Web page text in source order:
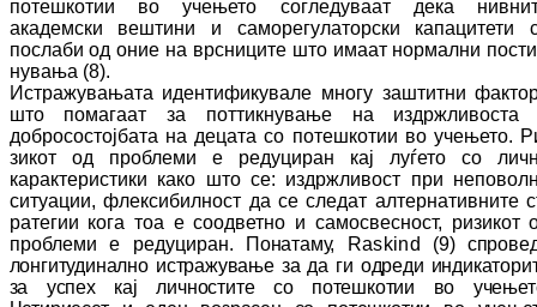
потешкотии во учењето со­гле­ду­ва­ат дека
академски вештини и са­мо­регулаторски капацитети
послаби од оние на врсниците што имаат нормални
ну­вања (8).
Истражувањата идентификувале многу заш­тит­ни
што помагаат за пот­тик­ну­ва­ње на издржливоста
добросостојбата на де­ца­та со потешкотии во учењето.
зи­кот од проблеми е редуциран кај лу­ѓе­то со
карактеристики како што се: из­држ­ливост при
ситуации, флек­си­бил­ност да се следат алтернативните
ра­те­ги­и кога тоа е соодветно и самосвесност, ри­зи­кот
проблеми е редуциран.
Понатаму, Raskind
(9)
лонгитудинално ис­тра­жу­ва­ње за да ги одреди
за ус­пех кај личностите со потешкотии во